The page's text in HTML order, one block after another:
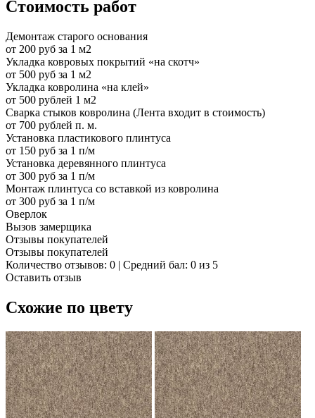
Стоимость работ
Демонтаж старого основания
от 200 руб за 1 м2
Укладка ковровых покрытий «на скотч»
от 500 руб за 1 м2
Укладка ковролина «на клей»
от 500 рублей 1 м2
Сварка стыков ковролина (Лента входит в стоимость)
от 700 рублей п. м.
Установка пластикового плинтуса
от 150 руб за 1 п/м
Установка деревянного плинтуса
от 300 руб за 1 п/м
Монтаж плинтуса со вставкой из ковролина
от 300 руб за 1 п/м
Оверлок
Вызов замерщика
Отзывы покупателей
Отзывы покупателей
Количество отзывов: 0 | Средний бал: 0 из 5
Оставить отзыв
Схожие по цвету